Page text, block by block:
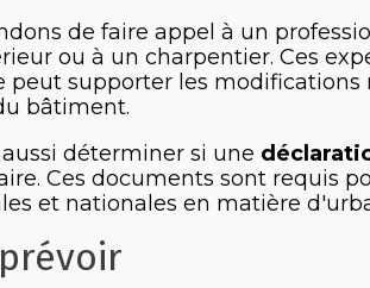
de faire appel à un
ou à un charpentier. Ces
supporter les modifications
bâtiment.
déterminer si une
Ces documents sont requis
et nationales en matière